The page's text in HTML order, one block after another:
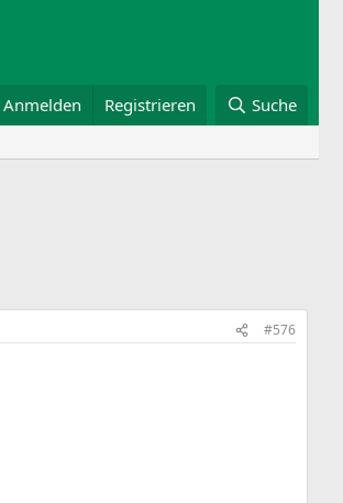
Anmelden Registrieren Suche
#576